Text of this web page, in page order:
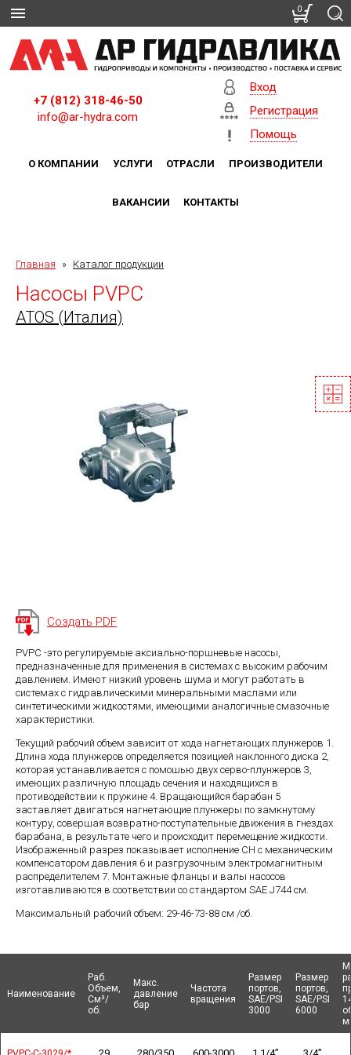
+7 (812) 318-46-50
info@ar-hydra.com
Вход
Регистрация
Помощь
О КОМПАНИИ УСЛУГИ ОТРАСЛИ ПРОИЗВОДИТЕЛИ
ВАКАНСИИ КОНТАКТЫ
Главная » Каталог продукции
Насосы PVPC
ATOS (Италия)
Создать PDF
PVPC -это регулируемые аксиально-поршневые насосы,
предназначенные для применения в системах с высоким рабочим
давлением. Имеют низкий уровень шума и могут работать в
системах с гидравлическими минеральными маслами или
синтетическими жидкостями, имеющими аналогичные смазочные
характеристики.
Текущий рабочий объем зависит от хода нагнетающих плунжеров 1.
Длина хода плунжеров определяется позицией наклонного диска 2,
которая устанавливается с помошью двух серво-плунжеров 3,
имеющих различную площадь сечения и находящихся в
противодействии к пружине 4. Вращающийся барабан 5
заставляет двигаться нагнетающие плунжеры по замкнутому
контуру, совершая возвратно-поступательные движения в гнездах
барабана, в результате чего и происходит перемещение жидкости.
Изображенный разрез показывает исполнение СН с механическим
компенсатором давления 6 и разгрузочным электромагнитным
распределителем 7. Монтажные фланцы и валы насосов
изготавливаются в соответствии со стандартом SAE J744 см.
Максимальный рабочий объем: 29-46-73-88 см /об.
Наименование
Раб.
Объем,
См³/
об.
Макс.
давление
бар
Частота
вращения
Размер
портов,
SAE/PSI
3000
Размер
портов,
SAE/PSI
6000
Наименование
Наименование
Наименование
Раб.
Объем,
См³/
об.
Макс.
давление
бар
Частота
вращения
Размер
портов,
SAE/PSI
3000
Размер
портов,
SAE/PSI
6000
0